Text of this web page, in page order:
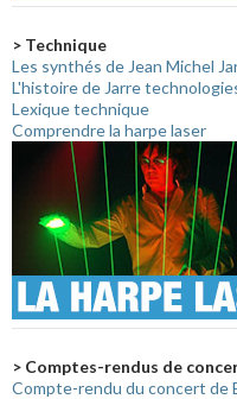
> Technique
Les synthés de Jean Michel
L'histoire de Jarre
Lexique technique
Comprendre la harpe laser
> Comptes-rendus de
Compte-rendu du concert de